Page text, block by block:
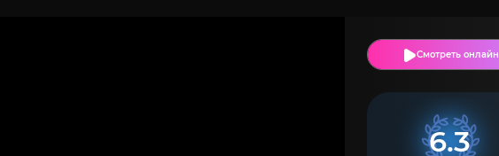
Смотреть онлайн
6.3